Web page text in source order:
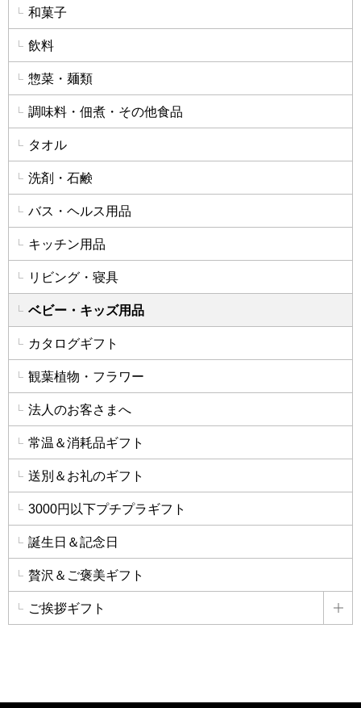
和菓子
飲料
惣菜・麺類
調味料・佃煮・その他食品
タオル
洗剤・石鹸
バス・ヘルス用品
キッチン用品
リビング・寝具
ベビー・キッズ用品
カタログギフト
観葉植物・フラワー
法人のお客さまへ
常温＆消耗品ギフト
送別＆お礼のギフト
3000円以下プチプラギフト
誕生日＆記念日
贅沢＆ご褒美ギフト
ご挨拶ギフト 詳